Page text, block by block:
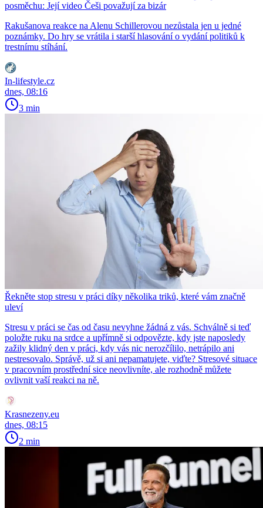
posměchu: Její video Češi považují za bizár
Rakušanova reakce na Alenu Schillerovou nezůstala jen u jedné
poznámky. Do hry se vrátila i starší hlasování o vydání politiků k
trestnímu stíhání.
In-lifestyle.cz
dnes, 08:16
3 min
Řekněte stop stresu v práci díky několika triků, které vám značně
uleví
Stresu v práci se čas od času nevyhne žádná z vás. Schválně si teď
položte ruku na srdce a upřímně si odpovězte, kdy jste naposledy
zažily klidný den v práci, kdy vás nic nerozčílilo, netrápilo ani
nestresovalo. Správě, už si ani nepamatujete, viďte? Stresové situace
v pracovním prostřední sice neovlivníte, ale rozhodně můžete
ovlivnit vaší reakci na ně.
Krasnezeny.eu
dnes, 08:15
2 min